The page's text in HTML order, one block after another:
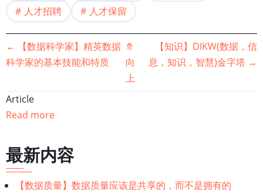
人才招聘 人才保留
书
遍
链
接：
←
【数据科学家】精英数据
科学家的基本技能和特质
⤊
向
上
【知识】DIKW(数据，信
息，知识，智慧)金字塔 →
Article
Read more
最新内容
【数据质量】数据质量应该是共享的，而不是拥有的